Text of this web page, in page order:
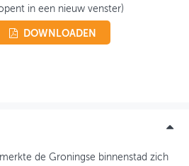
in een nieuw venster)
DOWNLOADEN
de Groningse binnenstad zich